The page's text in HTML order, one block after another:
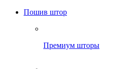
Пошив штор
Премиум шторы